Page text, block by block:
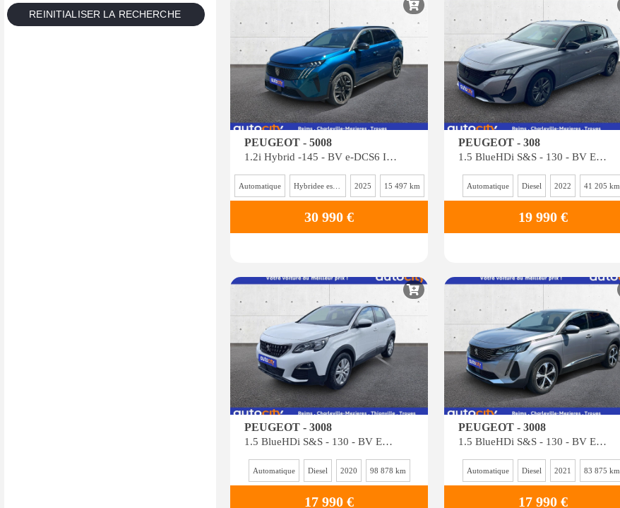
PEUGEOT - 5008
1.2i Hybrid -145 - BV e-DCS6 III GT
Automatique Hybridee essence 2025 15 497 km
30 990 €
PEUGEOT - 308
1.5 BlueHDi S&S - 130 - BV EAT8 III BERLINE Active Pack
Automatique Diesel 2022 41 205 km
19 990 €
PEUGEOT - 3008
1.5 BlueHDi S&S - 130 - BV EAT8 II Active
Automatique Diesel 2020 98 878 km
17 990 €
PEUGEOT - 3008
1.5 BlueHDi S&S - 130 - BV EAT8 II Allure PHASE 2
Automatique Diesel 2021 83 875 km
17 990 €